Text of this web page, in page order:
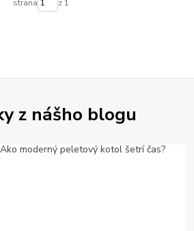
strana z 1
z nášho blogu